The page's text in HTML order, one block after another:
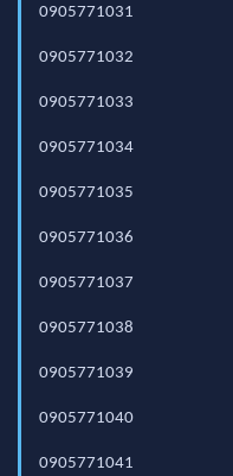
0905771031
0905771032
0905771033
0905771034
0905771035
0905771036
0905771037
0905771038
0905771039
0905771040
0905771041